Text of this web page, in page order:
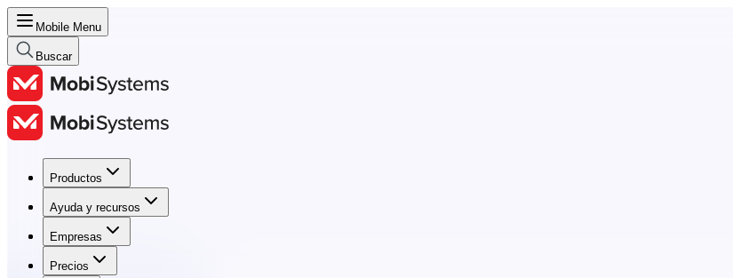
Mobile Menu
Buscar
Productos
Ayuda y recursos
Empresas
Precios
Productos
Ayuda y recursos
Empresas
Precios